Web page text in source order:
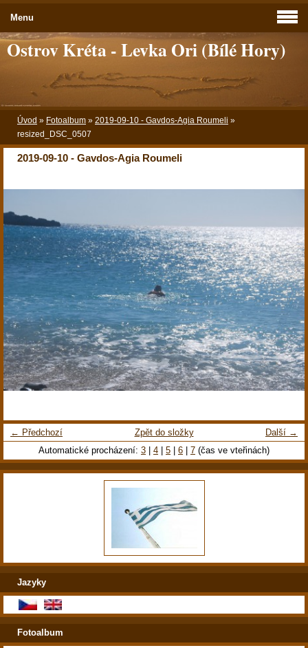
Ostrov Kréta - Levka Ori (Bílé Hory)
Úvod » Fotoalbum » 2019-09-10 - Gavdos-Agia Roumeli »
resized_DSC_0507
2019-09-10 - Gavdos-Agia Roumeli
← Předchozí Další →
Zpět do složky
Automatické procházení: 3 4 5 6 7 (čas ve vteřinách)
Jazyky
Menu
Fotoalbum